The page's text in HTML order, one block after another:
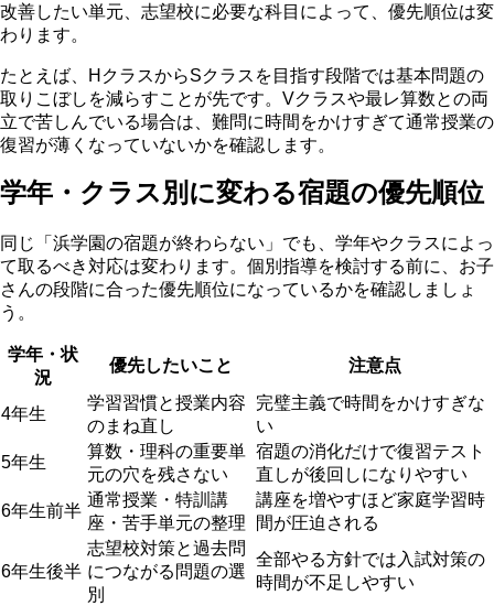
改善したい単元、志望校に必要な科目によって、優先順位は変
わります。
たとえば、HクラスからSクラスを目指す段階では基本問題の
取りこぼしを減らすことが先です。Vクラスや最レ算数との両
立で苦しんでいる場合は、難問に時間をかけすぎて通常授業の
復習が薄くなっていないかを確認します。
学年・クラス別に変わる宿題の優先順位
同じ「浜学園の宿題が終わらない」でも、学年やクラスによっ
て取るべき対応は変わります。個別指導を検討する前に、お子
さんの段階に合った優先順位になっているかを確認しましょ
う。
学年・状
況
優先したいこと 注意点
4年生
学習習慣と授業内容
のまね直し
完璧主義で時間をかけすぎな
い
5年生
算数・理科の重要単
元の穴を残さない
宿題の消化だけで復習テスト
直しが後回しになりやすい
6年生前半
通常授業・特訓講
座・苦手単元の整理
講座を増やすほど家庭学習時
間が圧迫される
6年生後半
志望校対策と過去問
につながる問題の選
別
全部やる方針では入試対策の
時間が不足しやすい